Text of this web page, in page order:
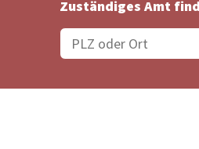
Zuständiges Amt